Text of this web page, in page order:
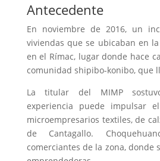
Antecedente
En noviembre de 2016, un
viviendas que se ubicaban en
en el Rímac, lugar donde hace
comunidad shipibo-konibo, que
La titular del MIMP
experiencia puede impulsar
microempresarios textiles, de
de Cantagallo.
comerciantes de la zona, donde